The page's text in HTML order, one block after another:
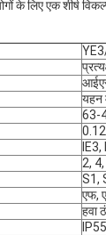
के लिए एक शीर्ष
यहन
63-
2,
S1,
एफ,
हवा